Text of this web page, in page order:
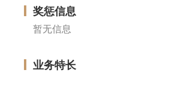
奖惩信息
暂无信息
业务特长